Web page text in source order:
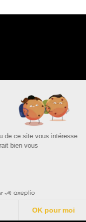
de ce site vous intéresse
bien vous
par
OK pour moi